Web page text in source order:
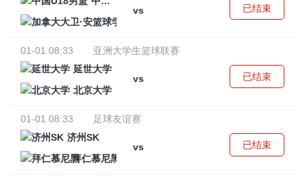
vs
已结束
01-01 08:33
亚洲大学生篮球联赛
延世大学
vs
北京大学
已结束
01-01 08:33
足球友谊赛
济州SK
vs
拜仁慕尼黑
已结束